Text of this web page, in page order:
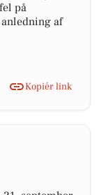
på
af
Kopiér link